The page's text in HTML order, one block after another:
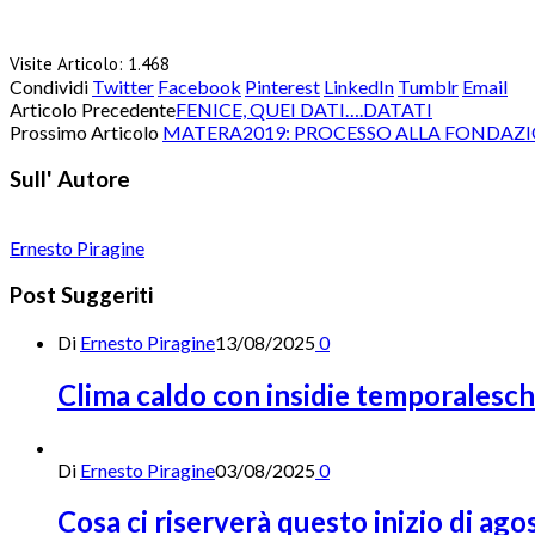
Visite Articolo: 1.468
Condividi Twitter Facebook Pinterest LinkedIn Tumblr Email
Articolo PrecedenteFENICE, QUEI DATI….DATATI
Prossimo Articolo MATERA2019: PROCESSO ALLA
Sull' Autore
Ernesto Piragine
Post Suggeriti
Di Ernesto Piragine13/08/20250
Clima caldo con insidie
Di Ernesto Piragine03/08/20250
Cosa ci riserverà questo inizio di